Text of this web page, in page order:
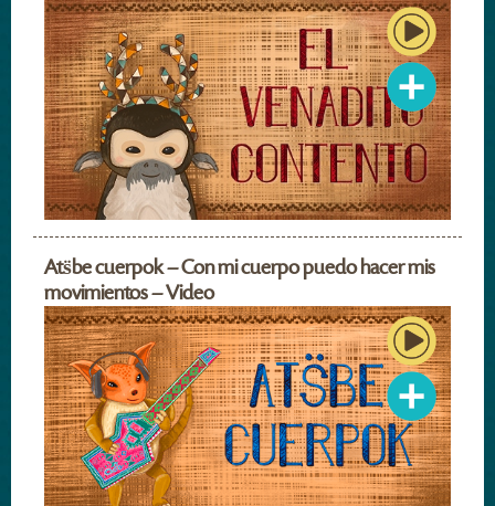
Ats̈be cuerpok – Con mi cuerpo puedo hacer mis
movimientos – Video